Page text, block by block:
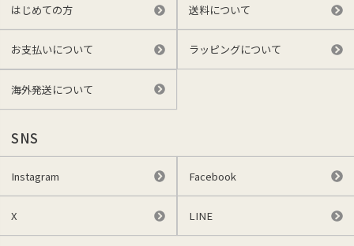
はじめての方 送料について
お支払いについて ラッピングについて
海外発送について
SNS
Instagram Facebook
X LINE